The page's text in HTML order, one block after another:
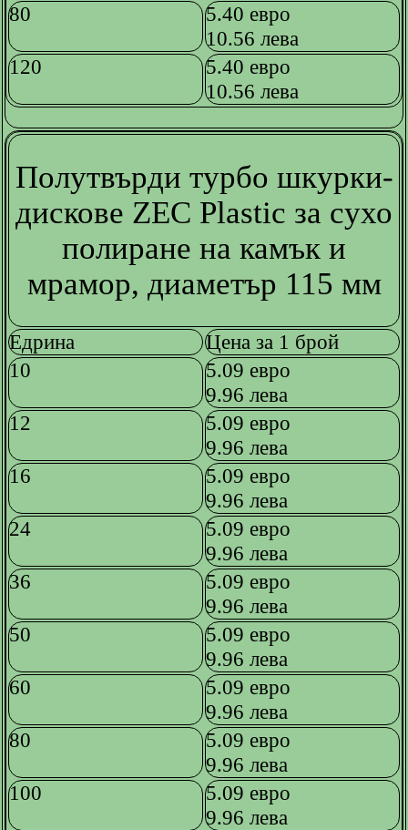
80
5.40 евро
10.56 лева
120
5.40 евро
10.56 лева
Полутвърди турбо шкурки-
дискове ZEC Plastic за сухо
полиране на камък и
мрамор, диаметър 115 мм
Едрина
Цена за 1 брой
10
5.09 евро
9.96 лева
12
5.09 евро
9.96 лева
16
5.09 евро
9.96 лева
24
5.09 евро
9.96 лева
36
5.09 евро
9.96 лева
50
5.09 евро
9.96 лева
60
5.09 евро
9.96 лева
80
5.09 евро
9.96 лева
100
5.09 евро
9.96 лева